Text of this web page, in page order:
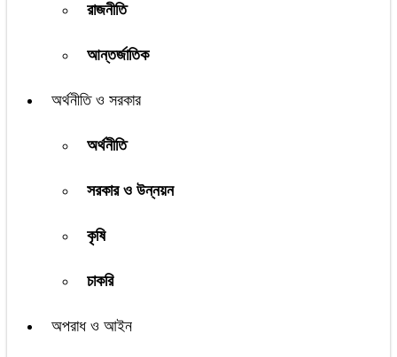
রাজনীতি
আন্তর্জাতিক
অর্থনীতি ও সরকার
অর্থনীতি
সরকার ও উন্নয়ন
কৃষি
চাকরি
অপরাধ ও আইন